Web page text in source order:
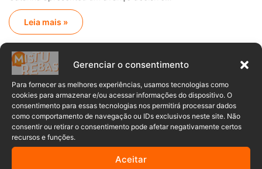
Gerenciar o consentimento
Para fornecer as melhores experiências, usamos tecnologias como
cookies para armazenar e/ou acessar informações do dispositivo. O
consentimento para essas tecnologias nos permitirá processar dados
como comportamento de navegação ou IDs exclusivos neste site. Não
consentir ou retirar o consentimento pode afetar negativamente certos
recursos e funções.
Aceitar
Leia mais »
Polícia Militar de SC investe mais de
R$600 mil e moderniza fiscalização
ambiental com drones
Foram investidos R$ 617 mil na aquisição de 19 drones DJI
Mavic 3 Enterprise Thermal,…